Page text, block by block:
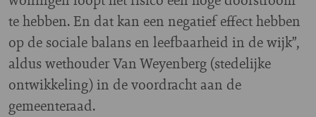
te hebben. En dat kan een negatief effect hebben
op de sociale balans en leefbaarheid in de wijk”,
aldus wethouder Van Weyenberg (stedelijke
ontwikkeling) in de voordracht aan de
gemeenteraad.